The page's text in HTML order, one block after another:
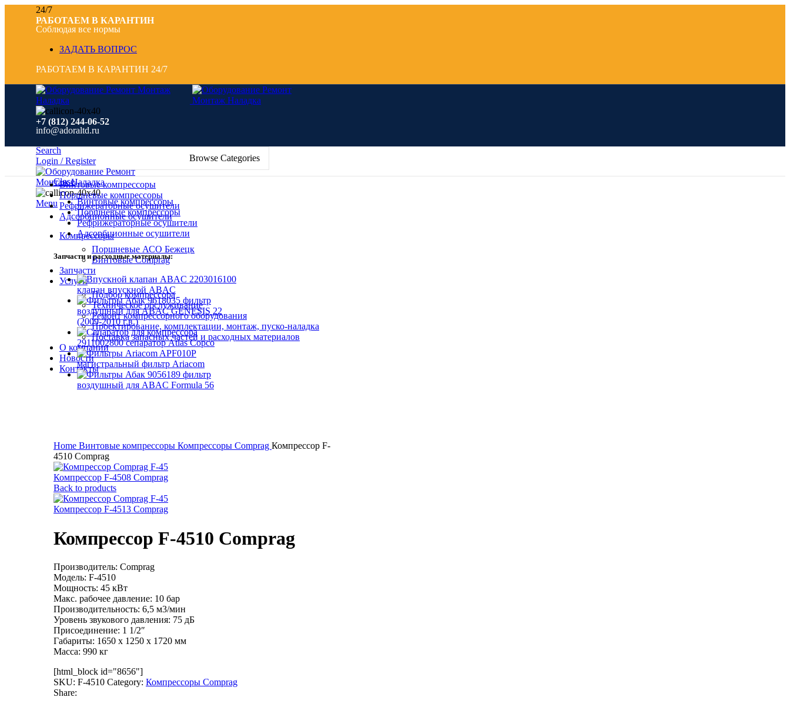
24/7
РАБОТАЕМ В КАРАНТИН
Соблюдая все нормы
ЗАДАТЬ ВОПРОС
РАБОТАЕМ В КАРАНТИН 24/7
+7 (812) 244-06-52
info@adoraltd.ru
Search
Login / Register
Menu
Browse Categories
Винтовые компрессоры
Поршневые компрессоры
Рефрижераторные осушители
Адсорбционные осушители
Компрессоры
Поршневые АСО Бежецк
Винтовые Comprag
Запчасти
Услуги
Подбор компрессора
Техническое обслуживание
Ремонт компрессорного оборудования
Проектирование, комплектации, монтаж, пуско-наладка
Поставка запасных частей и расходных материалов
О компании
Новости
Контакты
Home Винтовые компрессоры Компрессоры Comprag Компрессор F-
4510 Comprag
Компрессор F-4508 Comprag
Back to products
Компрессор F-4513 Comprag
Компрессор F-4510 Comprag
Производитель: Comprag
Модель: F-4510
Мощность: 45 кВт
Макс. рабочее давление: 10 бар
Производительность: 6,5 м3/мин
Уровень звукового давления: 75 дБ
Присоединение: 1 1/2″
Габариты: 1650 х 1250 х 1720 мм
Масса: 990 кг
[html_block id="8656"]
SKU: F-4510 Category: Компрессоры Comprag
Share:
Close
Винтовые компрессоры
Поршневые компрессоры
Рефрижераторные осушители
Адсорбционные осушители
Запчасти и расходные материалы:
2203016100
клапан впускной ABAC
9618035 фильтр
воздушный для ABAC GENESIS 22
(2009-2010 г.в.)
2911002800 сепаратор Atlas Copco
APF010P
магистральный фильтр Ariacom
9056189 фильтр
воздушный для ABAC Formula 56